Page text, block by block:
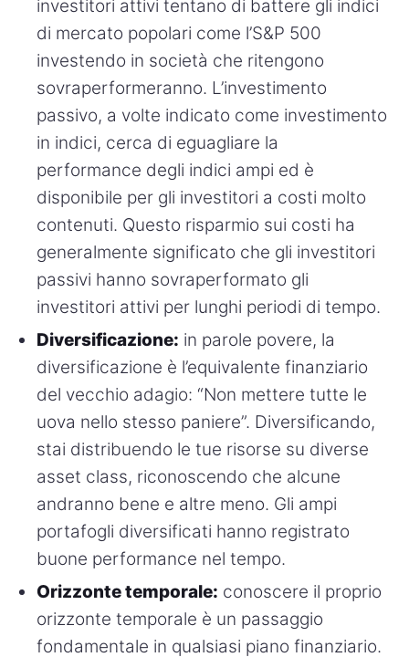
investitori attivi tentano di battere gli indici
di mercato popolari come l’S&P 500
investendo in società che ritengono
sovraperformeranno. L’investimento
passivo, a volte indicato come investimento
in indici, cerca di eguagliare la
performance degli indici ampi ed è
disponibile per gli investitori a costi molto
contenuti. Questo risparmio sui costi ha
generalmente significato che gli investitori
passivi hanno sovraperformato gli
investitori attivi per lunghi periodi di tempo.
Diversificazione: in parole povere, la
diversificazione è l’equivalente finanziario
del vecchio adagio: “Non mettere tutte le
uova nello stesso paniere”. Diversificando,
stai distribuendo le tue risorse su diverse
asset class, riconoscendo che alcune
andranno bene e altre meno. Gli ampi
portafogli diversificati hanno registrato
buone performance nel tempo.
Orizzonte temporale: conoscere il proprio
orizzonte temporale è un passaggio
fondamentale in qualsiasi piano finanziario.